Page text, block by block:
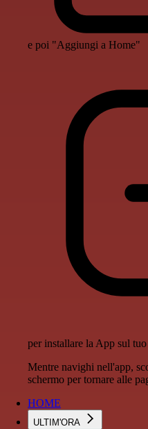
e poi "Aggiungi a Home"
per installare la App sul
Mentre navighi nell'app,
schermo per tornare alle
HOME
ULTIM'ORA